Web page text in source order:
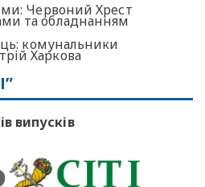
Червоний Хрест
та обладнанням
комунальники
Харкова
випусків